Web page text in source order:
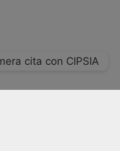
cita con CIPSIA